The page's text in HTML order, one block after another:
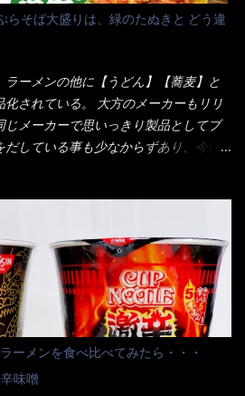
ず店員さんを呼ぶピンポンを・・・ク
と、丁寧にタッチパネルで～と教えて
ルがクーポンを受け付けない！！ 店
がら私が受け付けますので・・・と
ルのやつ、安いのは嫌うんだな！？こ
・10分は越えたと思うけど・・・出て
サラメシ【ホーリーバジル香る、タイ
きたものです。 でも流石にファミレ
！残念だ～ 今回はすかいらーくグルー
再現して提供しているか？を見るだけ
ーリーバジルなのです。 肉は通常チ
。 肉は挽肉みたいなミンチではな
。 それに現地バンコクでは、卵は固
ぼ全熟の目玉焼きで、これは日本風
そば大盛りは、緑のたぬきと どう違
ーメンの他に【うどん】【蕎麦】と
されている。 大方のメーカーもリリ
じメーカーで思いっきり製品としてブ
している事も少なからずあり、今回
商品をリリースするの？ 確かに販売価
108円位で、ごつ盛り天ぷらそばは98円
ゃないか！？ そこで何が違うか・・・
みた。 ■原材料 比較（相手に含まれ
のたぬき 油揚げめん(小麦粉(国内製
物性たん白、食塩、とろろ芋、卵白)、
まぼこ )、添付調味料(砂糖、食塩、し
加水分解物、香辛料、ねぎ、香味油
ーメンを食べ比べてみたら・・・
味噌